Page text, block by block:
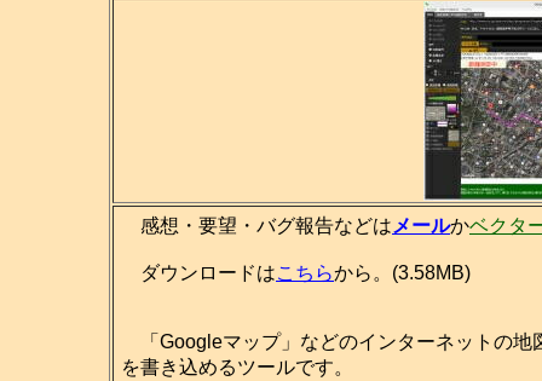
感想・要望・バグ報告などは メールかベクタ
ダウンロードはこちらから。(3.58MB)
「Googleマップ」などのインターネットの地
を書き込めるツールです。